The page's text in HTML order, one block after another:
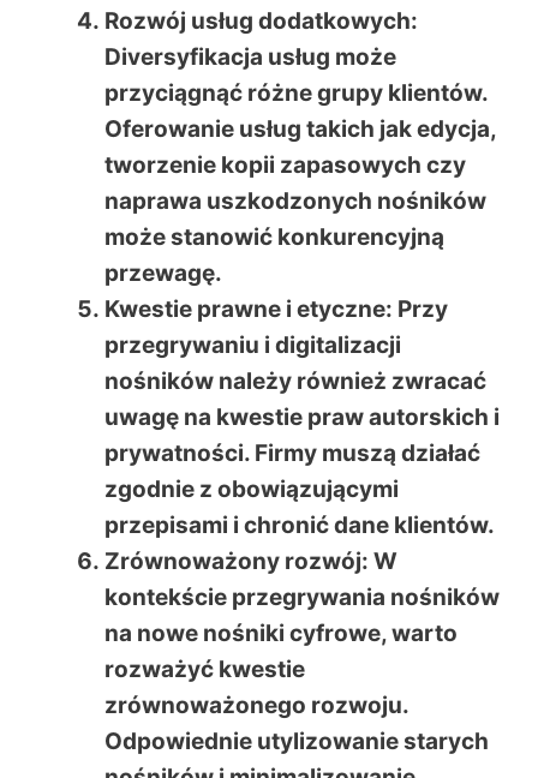
Rozwój usług dodatkowych:
Diversyfikacja usług może
przyciągnąć różne grupy klientów.
Oferowanie usług takich jak edycja,
tworzenie kopii zapasowych czy
naprawa uszkodzonych nośników
może stanowić konkurencyjną
przewagę.
Kwestie prawne i etyczne: Przy
przegrywaniu i digitalizacji
nośników należy również zwracać
uwagę na kwestie praw autorskich i
prywatności. Firmy muszą działać
zgodnie z obowiązującymi
przepisami i chronić dane klientów.
Zrównoważony rozwój: W
kontekście przegrywania nośników
na nowe nośniki cyfrowe, warto
rozważyć kwestie
zrównoważonego rozwoju.
Odpowiednie utylizowanie starych